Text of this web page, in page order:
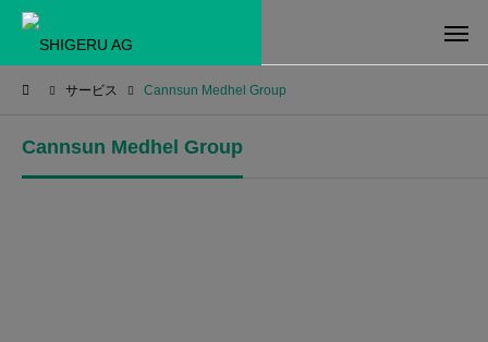
サービス Cannsun Medhel Group
Cannsun Medhel Group